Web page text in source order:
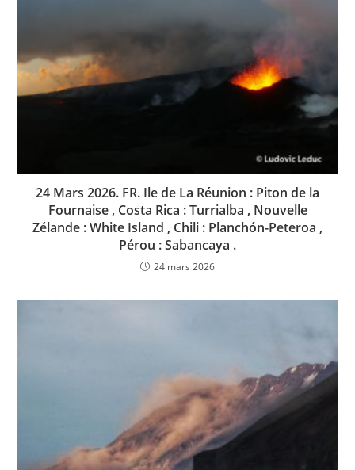
24 Mars 2026. FR. Ile de La Réunion : Piton de la
Fournaise , Costa Rica : Turrialba , Nouvelle
Zélande : White Island , Chili : Planchón-Peteroa ,
Pérou : Sabancaya .
24 mars 2026